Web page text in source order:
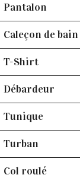
Pantalon
Caleçon de bain
T-Shirt
Débardeur
Tunique
Turban
Col roulé